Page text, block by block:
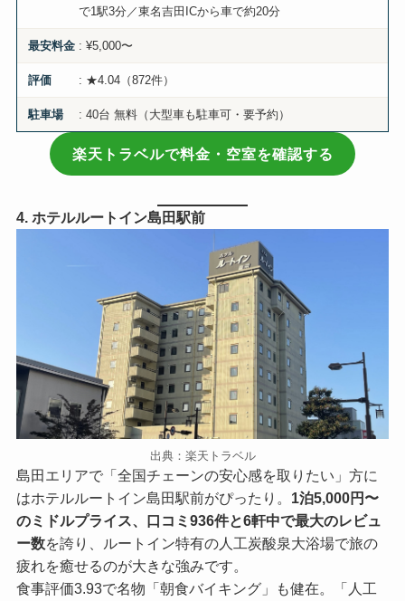
で1駅3分／東名吉田ICから車で約20分
最安料金 : ¥5,000〜
評価 : ★4.04（872件）
駐車場 : 40台 無料（大型車も駐車可・要予約）
楽天トラベルで料金・空室を確認する
4. ホテルルートイン島田駅前
出典：楽天トラベル
島田エリアで「全国チェーンの安心感を取りたい」方に
はホテルルートイン島田駅前がぴったり。 1泊5,000円〜
のミドルプライス、口コミ936件と6軒中で最大のレビュ
ー数を誇り、ルートイン特有の人工炭酸泉大浴場で旅の
疲れを癒せるのが大きな強みです。
食事評価3.93で名物「朝食バイキング」も健在。「人工